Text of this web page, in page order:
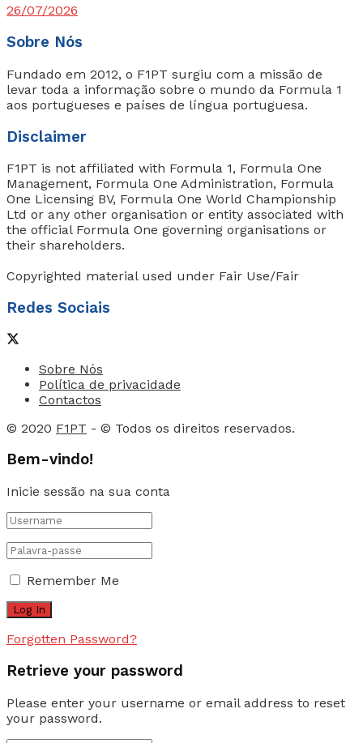
26/07/2026
Sobre Nós
Fundado em 2012, o F1PT surgiu com a missão de
levar toda a informação sobre o mundo da Formula 1
aos portugueses e países de língua portuguesa.
Disclaimer
F1PT is not affiliated with Formula 1, Formula One
Management, Formula One Administration, Formula
One Licensing BV, Formula One World Championship
Ltd or any other organisation or entity associated with
the official Formula One governing organisations or
their shareholders.
Copyrighted material used under Fair Use/Fair
Redes Sociais
Sobre Nós
Política de privacidade
Contactos
© 2020 F1PT - © Todos os direitos reservados.
Bem-vindo!
Inicie sessão na sua conta
Remember Me
Forgotten Password?
Retrieve your password
Please enter your username or email address to reset
your password.